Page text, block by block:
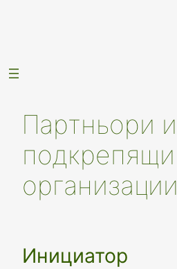
Партньори и
подкрепящи
организации
Инициатор